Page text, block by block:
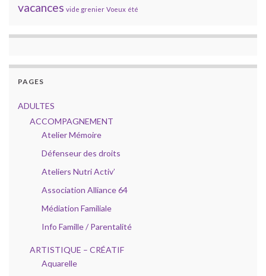
vacances vide grenier Voeux été
PAGES
ADULTES
ACCOMPAGNEMENT
Atelier Mémoire
Défenseur des droits
Ateliers Nutri Activ’
Association Alliance 64
Médiation Familiale
Info Famille / Parentalité
ARTISTIQUE – CRÉATIF
Aquarelle